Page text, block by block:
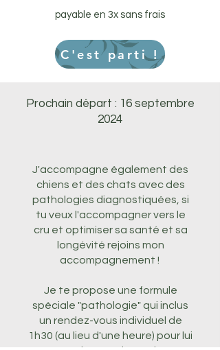
payable en 3x sans frais
C'est parti !
Prochain départ : 16 septembre
2024
J'accompagne également des
chiens et des chats avec des
pathologies diagnostiquées, si
tu veux l'accompagner vers le
cru et optimiser sa santé et sa
longévité rejoins mon
accompagnement !
Je te propose une formule
spéciale "pathologie" qui inclus
un rendez-vous individuel de
1h30 (au lieu d'une heure) pour lui